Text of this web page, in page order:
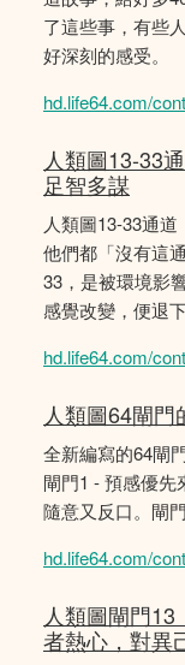
了這些事，有些
好深刻的感受。
hd.life64.com/
人類圖13-33
足智多謀
人類圖13-33通
他們都「沒有這
33，是被環境影
感覺改變，便退下
hd.life64.com/
人類圖64閘
全新編寫的64閘
閘門1 - 預感優先
隨意又反口。閘
hd.life64.com/
人類圖閘門
者熱心，對異